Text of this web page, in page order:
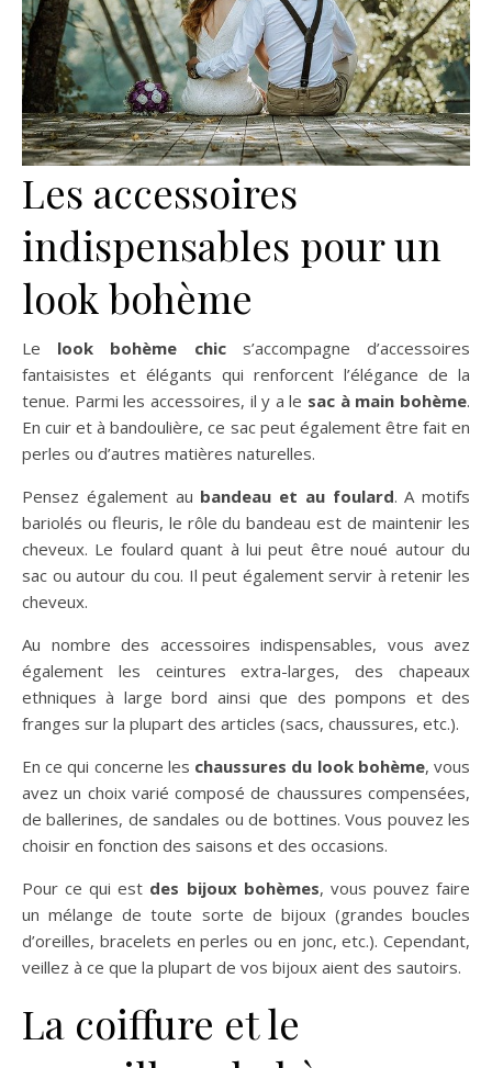
Les accessoires
indispensables pour un
look bohème
Le look bohème chics’accompagne d’accessoires
fantaisistes et élégants qui renforcent l’élégance de la
tenue. Parmi les accessoires, il y a le sac à main bohème.
En cuir et à bandoulière, ce sac peut également être fait en
perles ou d’autres matières naturelles.
Pensez également au bandeau et au foulard. A motifs
bariolés ou fleuris, le rôle du bandeau est de maintenir les
cheveux. Le foulard quant à lui peut être noué autour du
sac ou autour du cou. Il peut également servir à retenir les
cheveux.
Au nombre des accessoires indispensables, vous avez
également les ceintures extra-larges, des chapeaux
ethniques à large bord ainsi que des pompons et des
franges sur la plupart des articles (sacs, chaussures, etc.).
En ce qui concerne les chaussures du look bohème, vous
avez un choix varié composé de chaussures compensées,
de ballerines, de sandales ou de bottines. Vous pouvez les
choisir en fonction des saisons et des occasions.
Pour ce qui est des bijoux bohèmes, vous pouvez faire
un mélange de toute sorte de bijoux (grandes boucles
d’oreilles, bracelets en perles ou en jonc, etc.). Cependant,
veillez à ce que la plupart de vos bijoux aient des sautoirs.
La coiffure et le